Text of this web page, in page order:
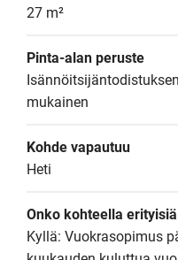
27 m²
Pinta-alan peruste
mukainen
Kohde vapautuu
Heti
Onko kohteella
Kyllä: Vuokrasopimus